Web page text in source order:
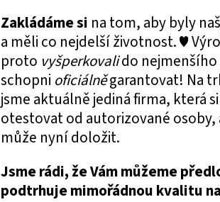
Zakládáme si na tom, aby byly
a měli co nejdelší životnost. ♥
proto vyšperkovalido
schopni oficiálněgarantovat! Na
jsme aktuálně jediná firma, která
otestovat od autorizované
může nyní doložit.
Jsme rádi, že Vám můžeme
podtrhuje mimořádnou kvalitu